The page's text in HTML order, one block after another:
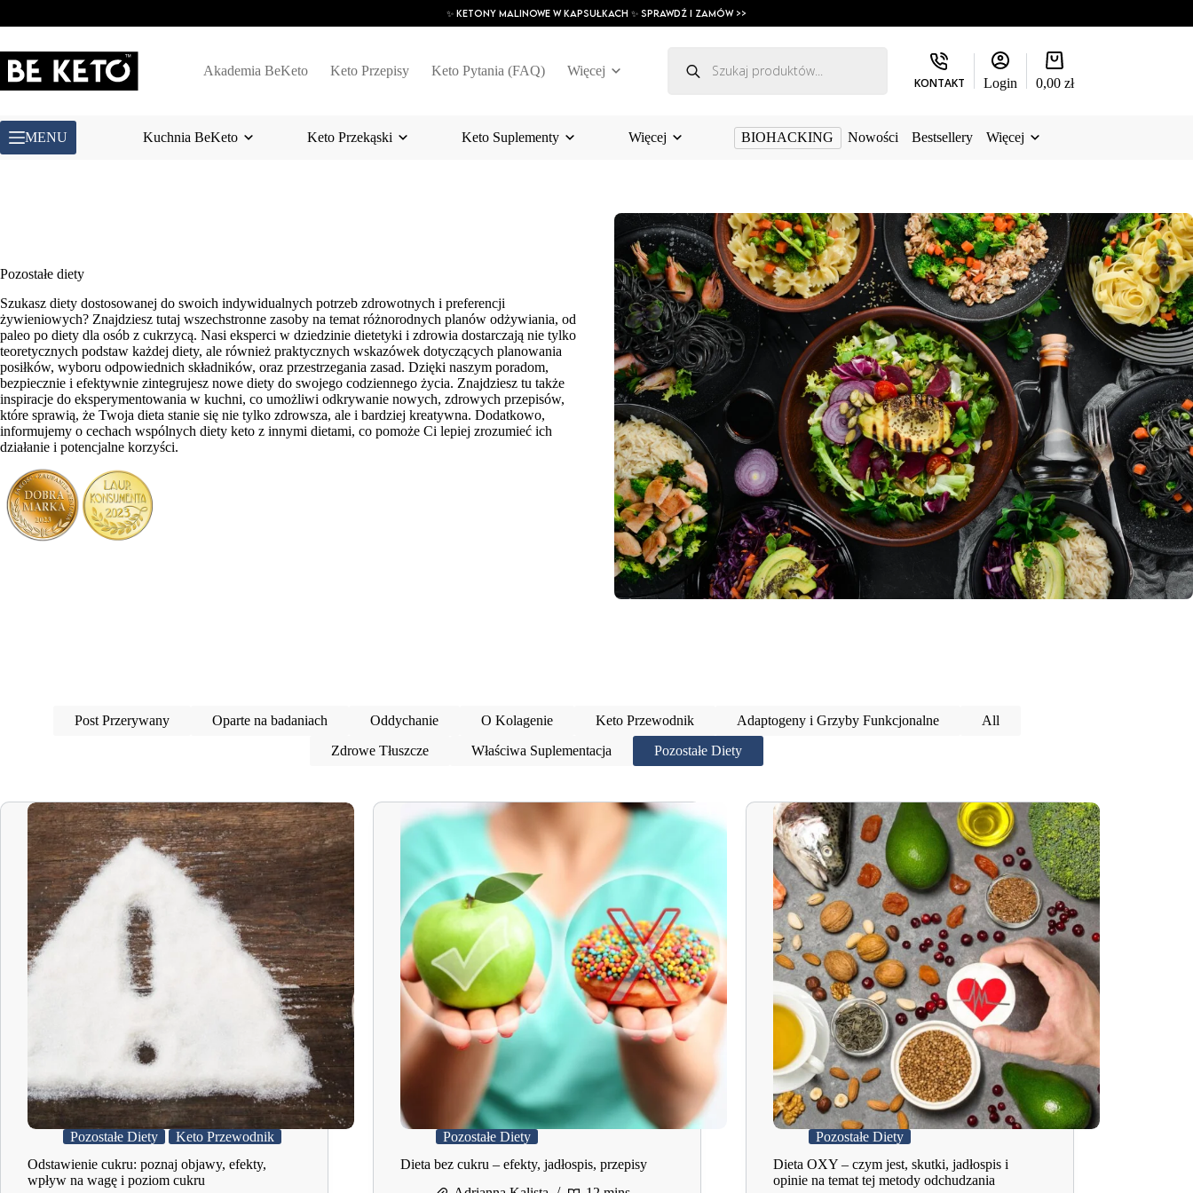
✨ ketony malinowe w kapsułkach ✨ SPRAWDŹ I ZAMÓW >>
Akademia BeKeto Keto Przepisy Keto Pytania (FAQ) Więcej
produktów
KONTAKT Login
Koszyk
0,00 zł
MENU Kuchnia BeKeto Keto Przekąski Keto Suplementy Więcej BIOHACKING Nowości Bestsellery Więcej
Pozostałe diety
Szukasz diety dostosowanej do swoich indywidualnych potrzeb zdrowotnych i preferencji
żywieniowych? Znajdziesz tutaj wszechstronne zasoby na temat różnorodnych planów odżywiania, od
paleo po diety dla osób z cukrzycą. Nasi eksperci w dziedzinie dietetyki i zdrowia dostarczają nie tylko
teoretycznych podstaw każdej diety, ale również praktycznych wskazówek dotyczących planowania
posiłków, wyboru odpowiednich składników, oraz przestrzegania zasad. Dzięki naszym poradom,
bezpiecznie i efektywnie zintegrujesz nowe diety do swojego codziennego życia. Znajdziesz tu także
inspiracje do eksperymentowania w kuchni, co umożliwi odkrywanie nowych, zdrowych przepisów,
które sprawią, że Twoja dieta stanie się nie tylko zdrowsza, ale i bardziej kreatywna. Dodatkowo,
informujemy o cechach wspólnych diety keto z innymi dietami, co pomoże Ci lepiej zrozumieć ich
działanie i potencjalne korzyści.
All
Adaptogeny i Grzyby Funkcjonalne
Keto Przewodnik
O Kolagenie
Oddychanie
Oparte na badaniach
Post Przerywany
Pozostałe Diety
Właściwa Suplementacja
Zdrowe Tłuszcze
Pozostałe Diety
Keto Przewodnik
Odstawienie cukru: poznaj objawy, efekty,
wpływ na wagę i poziom cukru
Pozostałe Diety
Dieta bez cukru – efekty, jadłospis, przepisy
Pozostałe Diety
Dieta OXY – czym jest, skutki, jadłospis i
opinie na temat tej metody odchudzania